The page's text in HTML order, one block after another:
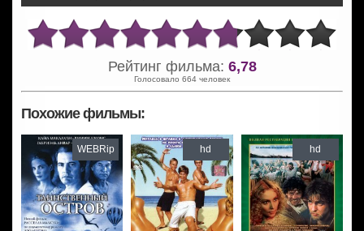
Рейтинг фильма: 6,78
Голосовало 664 человек
Похожие фильмы:
WEBRip hd hd